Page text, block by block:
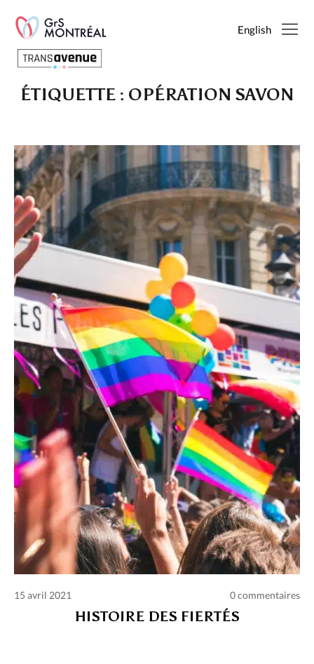
English
Français
English
SEARCH
PAGES
Charte des commentaires et publications
Conditions d’utilisation
Nous contacter
Politique de confidentialité
ÉTIQUETTE : OPÉRATION SAVON
15 avril 2021 0 commentaires
HISTOIRE DES FIERTÉS